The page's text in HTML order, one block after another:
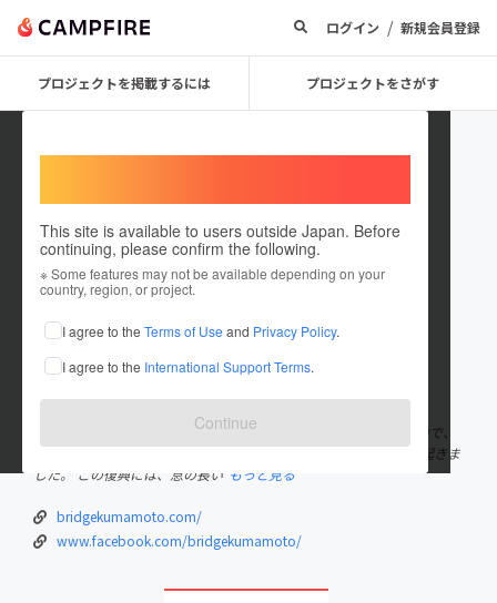
ログイン / 新規会員登録
プロジェクトを掲載するには プロジェクトをさがす
This site is available to users outside Japan. Before
continuing, please confirm the following.
※ Some features may not be available depending on your
country, region, or project.
I agree to the Terms of Use and Privacy Policy.
I agree to the International Support Terms.
Continue
BRIDGE KUMAMOTO
これまでに2回支援して1件のプロジェクトを投稿しています
在住国：日本 現在地：熊本県
出身国：日本 出身地：熊本県
創造力は奪えない。 “BRIDGE KUMAMOTO”はクリエイティブの力で、
未来を創造します。 2016年4月、私たちの住む町に大きな地震が起きま
した。 この復興には、息の長い もっと見る
bridgekumamoto.com/
www.facebook.com/bridgekumamoto/